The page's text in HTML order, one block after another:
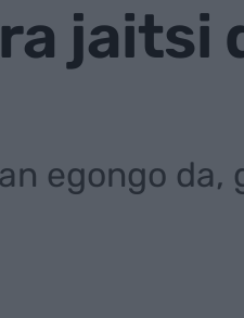
jaitsi
egongo da,